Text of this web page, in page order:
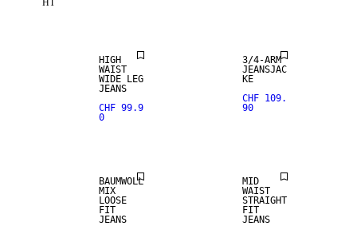
HT
HIGH
WAIST
WIDE LEG
JEANS
CHF 99.9
0
3/4-ARM
JEANSJAC
KE
CHF 109.
90
BAUMWOLL
MIX
LOOSE
FIT
JEANS
MID
WAIST
STRAIGHT
FIT
JEANS